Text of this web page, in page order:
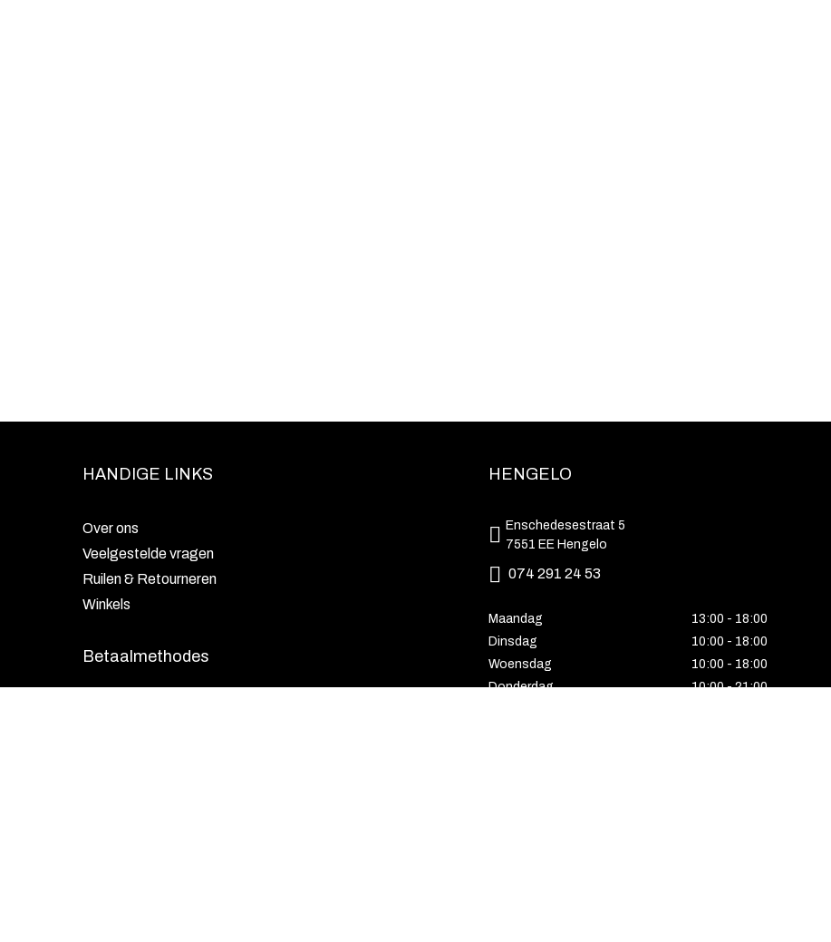
HANDIGE LINKS
Over ons
Veelgestelde vragen
Ruilen & Retourneren
Winkels
Betaalmethodes
HENGELO
Enschedesestraat 5
7551 EE Hengelo
074 291 24 53
Maandag
13:00 - 18:00
Dinsdag
10:00 - 18:00
Woensdag
10:00 - 18:00
Donderdag
10:00 - 21:00